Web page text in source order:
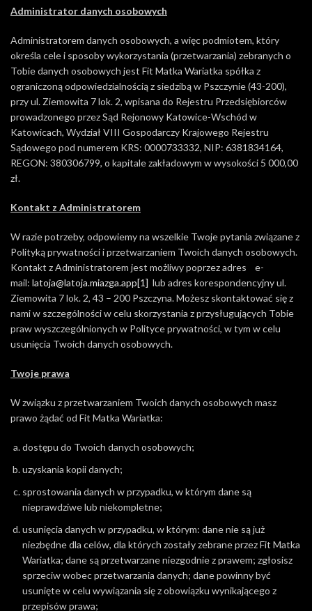
Administrator danych osobowych
Administratorem danych osobowych, a więc podmiotem, który
określa cele i sposoby wykorzystania (przetwarzania) zebranych o
Tobie danych osobowych jest Fit Matka Wariatka spółka z
ograniczoną odpowiedzialnością z siedzibą w Pszczynie (43-200),
przy ul. Ziemowita 7 lok. 2, wpisana do Rejestru Przedsiębiorców
prowadzonego przez Sąd Rejonowy Katowice-Wschód w
Katowicach, Wydział VIII Gospodarczy Krajowego Rejestru
Sądowego pod numerem KRS: 0000733332, NIP: 6381834164,
REGON: 380306799, o kapitale zakładowym w wysokości 5 000,00
zł.
Kontakt z Administratorem
W razie potrzeby, odpowiemy na wszelkie Twoje pytania związane z
Polityką prywatności i przetwarzaniem Twoich danych osobowych.
Kontakt z Administratorem jest możliwy poprzez adres e-
mail: latoja@latoja.miazga.app[1] lub adres korespondencyjny ul.
Ziemowita 7 lok. 2, 43 – 200 Pszczyna. Możesz skontaktować się z
nami w szczególności w celu skorzystania z przysługujących Tobie
praw wyszczególnionych w Polityce prywatności, w tym w celu
usunięcia Twoich danych osobowych.
Twoje prawa
W związku z przetwarzaniem Twoich danych osobowych masz
prawo żądać od Fit Matka Wariatka:
dostępu do Twoich danych osobowych;
uzyskania kopii danych;
sprostowania danych w przypadku, w którym dane są
nieprawdziwe lub niekompletne;
usunięcia danych w przypadku, w którym: dane nie są już
niezbędne dla celów, dla których zostały zebrane przez Fit Matka
Wariatka; dane są przetwarzane niezgodnie z prawem; zgłosisz
sprzeciw wobec przetwarzania danych; dane powinny być
usunięte w celu wywiązania się z obowiązku wynikającego z
przepisów prawa;